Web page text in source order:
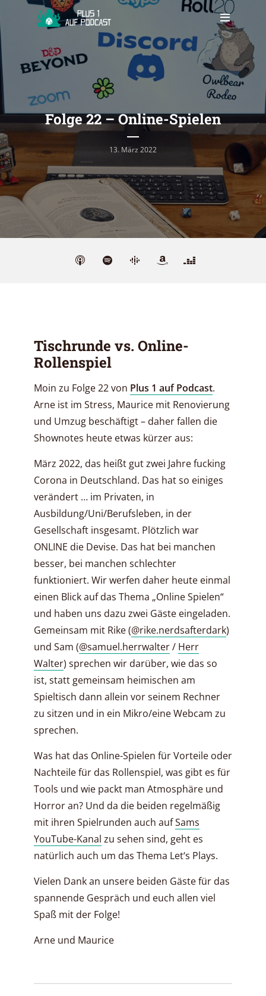
Folge 22 – Online-Spielen
13. März 2022
Tischrunde vs. Online-
Rollenspiel
Moin zu Folge 22 von Plus 1 auf Podcast.
Arne ist im Stress, Maurice mit Renovierung
und Umzug beschäftigt – daher fallen die
Shownotes heute etwas kürzer aus:
März 2022, das heißt gut zwei Jahre fucking
Corona in Deutschland. Das hat so einiges
verändert … im Privaten, in
Ausbildung/Uni/Berufsleben, in der
Gesellschaft insgesamt. Plötzlich war
ONLINE die Devise. Das hat bei manchen
besser, bei manchen schlechter
funktioniert. Wir werfen daher heute einmal
einen Blick auf das Thema „Online Spielen“
und haben uns dazu zwei Gäste eingeladen.
Gemeinsam mit Rike (@rike.nerdsafterdark)
und Sam (@samuel.herrwalter/ Herr
Walter) sprechen wir darüber, wie das so
ist, statt gemeinsam heimischen am
Spieltisch dann allein vor seinem Rechner
zu sitzen und in ein Mikro/eine Webcam zu
sprechen.
Was hat das Online-Spielen für Vorteile oder
Nachteile für das Rollenspiel, was gibt es für
Tools und wie packt man Atmosphäre und
Horror an? Und da die beiden regelmäßig
mit ihren Spielrunden auch aufSams
YouTube-Kanal zu sehen sind, geht es
natürlich auch um das Thema Let‘s Plays.
Vielen Dank an unsere beiden Gäste für das
spannende Gespräch und euch allen viel
Spaß mit der Folge!
Arne und Maurice